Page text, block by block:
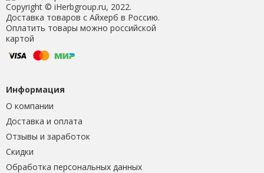
Copyright © iHerbgroup.ru, 2022.
Доставка товаров с Айхерб в Россию.
Оплатить товары можно российской
картой
Информация
О компании
Доставка и оплата
Отзывы и заработок
Скидки
Обработка персональных данных